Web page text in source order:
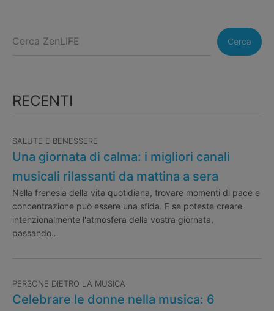
Cerca
RECENTI
SALUTE E BENESSERE
Una giornata di calma: i migliori canali
musicali rilassanti da mattina a sera
Nella frenesia della vita quotidiana, trovare momenti di pace e
concentrazione può essere una sfida. E se poteste creare
intenzionalmente l'atmosfera della vostra giornata,
passando…
PERSONE DIETRO LA MUSICA
Celebrare le donne nella musica: 6